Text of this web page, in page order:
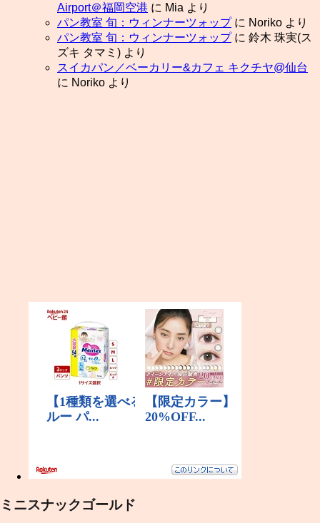
Airport＠福岡空港 に Mia より
パン教室 旬：ウィンナーツォップに Noriko より
パン教室 旬：ウィンナーツォップに 鈴木 珠実(ス
ズキ タマミ) より
スイカパン／ベーカリー&カフェ キクチヤ@仙台
に Noriko より
ミニスナックゴールド